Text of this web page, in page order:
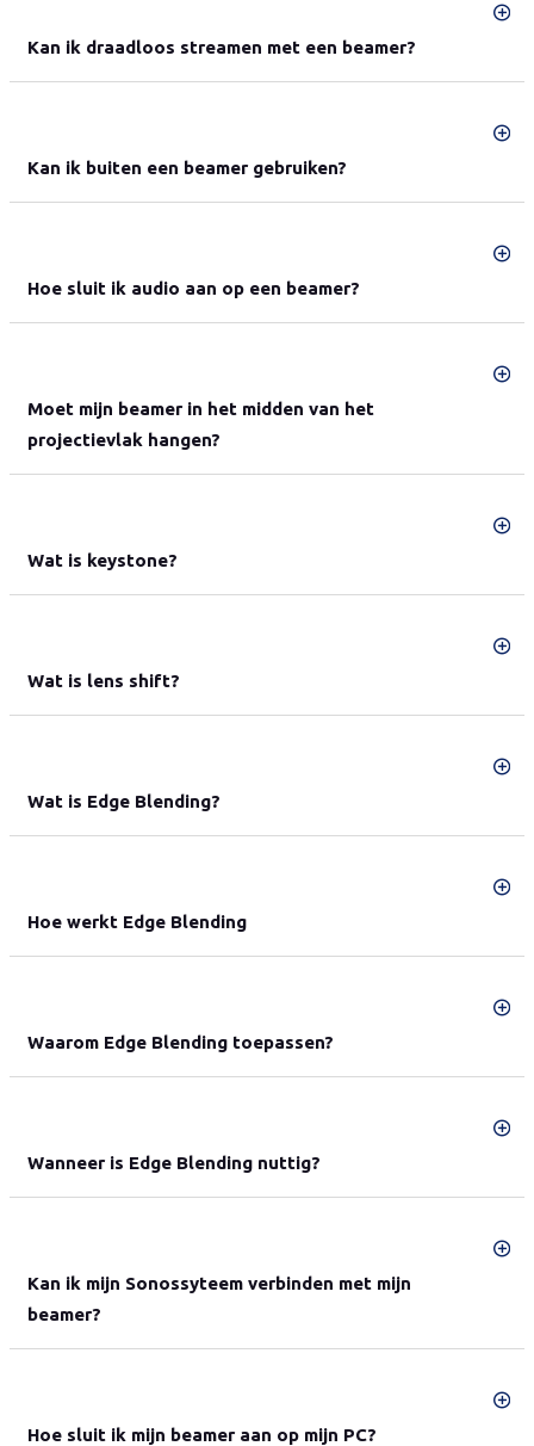
Kan ik draadloos streamen met een beamer?
Kan ik buiten een beamer gebruiken?
Hoe sluit ik audio aan op een beamer?
Moet mijn beamer in het midden van het
projectievlak hangen?
Wat is keystone?
Wat is lens shift?
Wat is Edge Blending?
Hoe werkt Edge Blending
Waarom Edge Blending toepassen?
Wanneer is Edge Blending nuttig?
Kan ik mijn Sonossyteem verbinden met mijn
beamer?
Hoe sluit ik mijn beamer aan op mijn PC?